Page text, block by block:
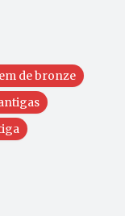
de bronze